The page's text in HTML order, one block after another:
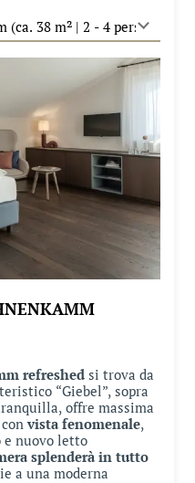
refreshedsi trova da
“Giebel”, sopra
offre massima
convista fenomenale,
e nuovo letto
splenderà in tutto
a una moderna